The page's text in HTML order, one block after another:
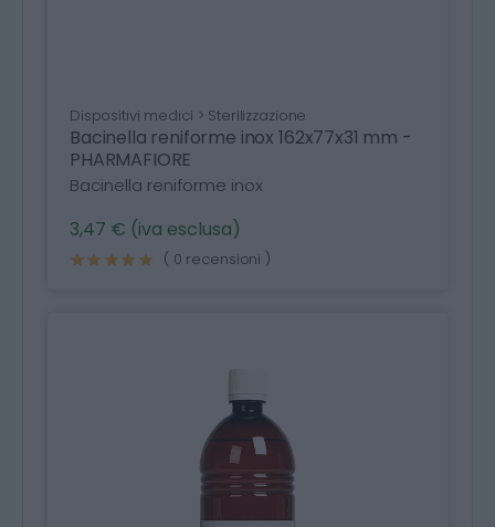
Dispositivi medici > Sterilizzazione
Bacinella reniforme inox 162x77x31 mm -
PHARMAFIORE
Bacinella reniforme inox
3,47 € (iva esclusa)
( 0 recensioni )